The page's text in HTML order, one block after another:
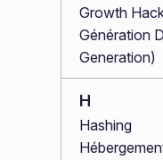
Growth
Génération
Generation)
H
Hashing